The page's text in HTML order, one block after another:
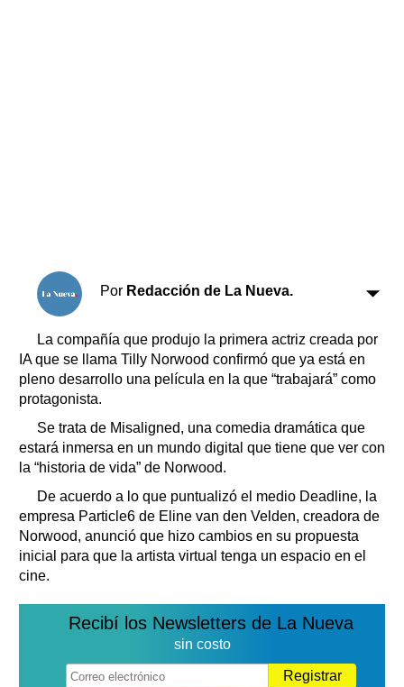
Por Redacción de La Nueva.
La compañía que produjo la primera actriz creada por
IA que se llama Tilly Norwood confirmó que ya está en
pleno desarrollo una película en la que “trabajará” como
protagonista.
Se trata de Misaligned, una comedia dramática que
estará inmersa en un mundo digital que tiene que ver con
la “historia de vida” de Norwood.
De acuerdo a lo que puntualizó el medio Deadline, la
empresa Particle6 de Eline van den Velden, creadora de
Norwood, anunció que hizo cambios en su propuesta
inicial para que la artista virtual tenga un espacio en el
cine.
Recibí los Newsletters de La Nueva
sin costo
Registrar